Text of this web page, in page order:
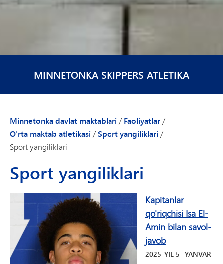
MINNETONKA SKIPPERS ATLETIKA
Minnetonka davlat maktablari / Faoliyatlar/
O'rta maktab atletikasi /Sport yangiliklari /
Sport yangiliklari
Sport yangiliklari
Kapitanlar
qo'riqchisi Isa El-
Amin bilan savol-
javob
2025-YIL 5- YANVAR